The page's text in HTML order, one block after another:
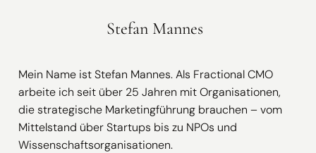
Stefan Mannes
Mein Name ist Stefan Mannes. Als Fractional CMO
arbeite ich seit über 25 Jahren mit Organisationen,
die strategische Marketingführung brauchen – vom
Mittelstand über Startups bis zu NPOs und
Wissenschaftsorganisationen.